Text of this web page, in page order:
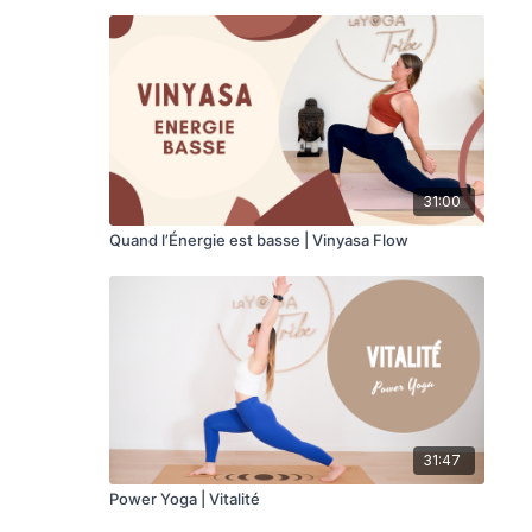
31:00
Quand l’Énergie est basse | Vinyasa Flow
31:47
Power Yoga | Vitalité